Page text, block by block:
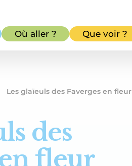
Où aller ? Que voir ?
Les glaïeuls des Faverges en fleur
des
fleur